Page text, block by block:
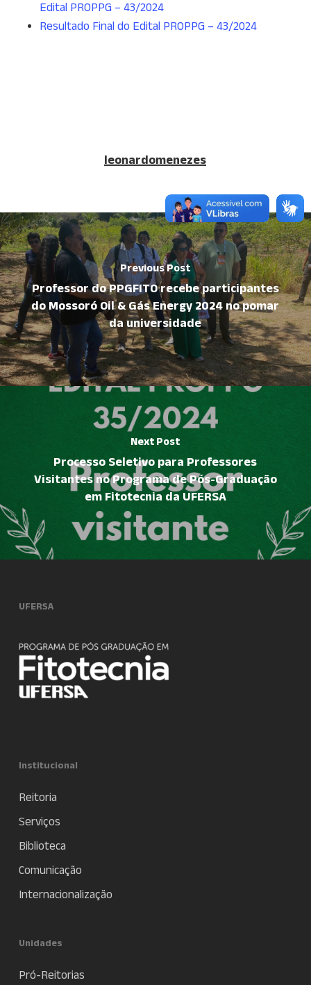
Edital PROPPG – 43/2024
Resultado Final do Edital PROPPG – 43/2024
leonardomenezes
Previous Post
Professor do PPGFITO recebe participantes
do Mossoró Oil & Gás Energy 2024 no pomar
da universidade
Next Post
Processo Seletivo para Professores
Visitantes no Programa de Pós-Graduação
em Fitotecnia da UFERSA
UFERSA
Institucional
Reitoria
Serviços
Biblioteca
Comunicação
Internacionalização
Unidades
Pró-Reitorias